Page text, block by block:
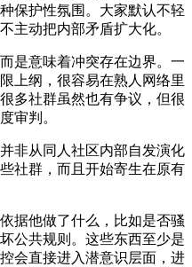
保护性氛围。大家默认不轻
主动把内部矛盾扩大化。
是意味着冲突存在边界。一
上纲，很容易在熟人网络里
多社群虽然也有争议，但很
审判。
非从同人社区内部自发演化
社群，而且开始寄生在原有
据他做了什么，比如是否骚
公共规则。这些东西至少是
会直接进入潜意识层面，进